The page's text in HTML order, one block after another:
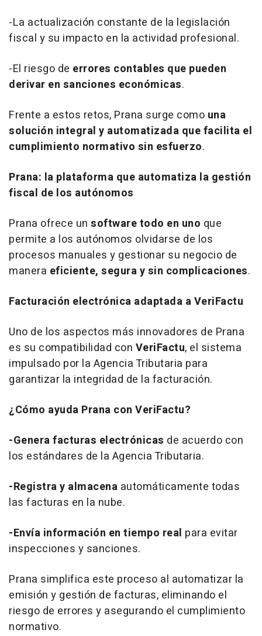
-La actualización constante de la legislación
fiscal y su impacto en la actividad profesional.
-El riesgo de errores contables que pueden
derivar en sanciones económicas.
Frente a estos retos, Prana surge como una
solución integral y automatizada que facilita el
cumplimiento normativo sin esfuerzo.
Prana: la plataforma que automatiza la gestión
fiscal de los autónomos
Prana ofrece un softwaretodo en uno que
permite a los autónomos olvidarse de los
procesos manuales y gestionar su negocio de
manera eficiente, segura y sin complicaciones.
Facturación electrónica adaptada a VeriFactu
Uno de los aspectos más innovadores de Prana
es su compatibilidad con VeriFactu, el sistema
impulsado por la Agencia Tributaria para
garantizar la integridad de la facturación.
¿Cómo ayuda Prana con VeriFactu?
-Genera facturas electrónicas de acuerdo con
los estándares de la Agencia Tributaria.
-Registra y almacena automáticamente todas
las facturas en la nube.
-Envía información en tiempo real para evitar
inspecciones y sanciones.
Prana simplifica este proceso al automatizar la
emisión y gestión de facturas, eliminando el
riesgo de errores y asegurando el cumplimiento
normativo.